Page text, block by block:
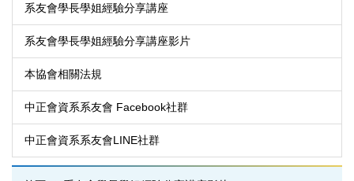
系友會學長學姐經驗分享講座
系友會學長學姐經驗分享講座影片
本協會相關法規
中正會資系系友會 Facebook社群
中正會資系系友會LINE社群